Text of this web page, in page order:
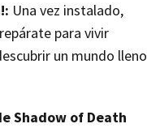
Una vez instalado,
para vivir
un mundo lleno
Shadow of Death